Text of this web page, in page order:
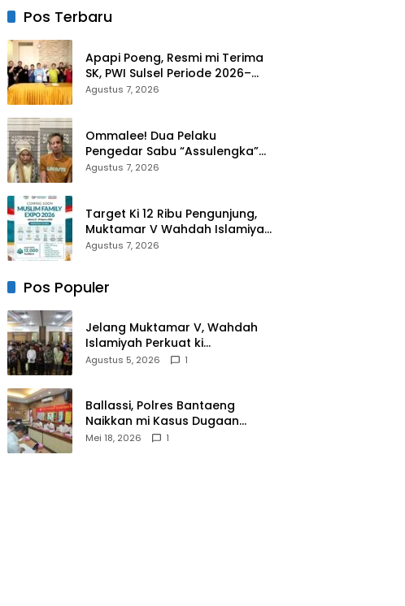
DPRD Wajo
Sambut
Hangat
Kunjungan
Silaturahmi
Kapolres
Wajo yang
Baru
Kepanikan
Menjadi
Revolusi
Berbasis RT
Apresiasi
Dari
Pos Terbaru
Apapi Poeng, Resmi mi Terima
SK, PWI Sulsel Periode 2026–
2031 Gelar Rapat Perdana
Agustus 7, 2026
Ommalee! Dua Pelaku
Pengedar Sabu “Assulengka”
Landing Dikandang Jeruji Polisi
Agustus 7, 2026
Target Ki 12 Ribu Pengunjung,
Muktamar V Wahdah Islamiyah
Hadirkan Bazar Halal dan
Agustus 7, 2026
Pos Populer
Jelang Muktamar V, Wahdah
Islamiyah Perkuat ki
Wasathiyah dan Kebangsaan
Agustus 5, 2026 1
Ballassi, Polres Bantaeng
Naikkan mi Kasus Dugaan
Korupsi PDAM ke Penyidikan
Mei 18, 2026 1